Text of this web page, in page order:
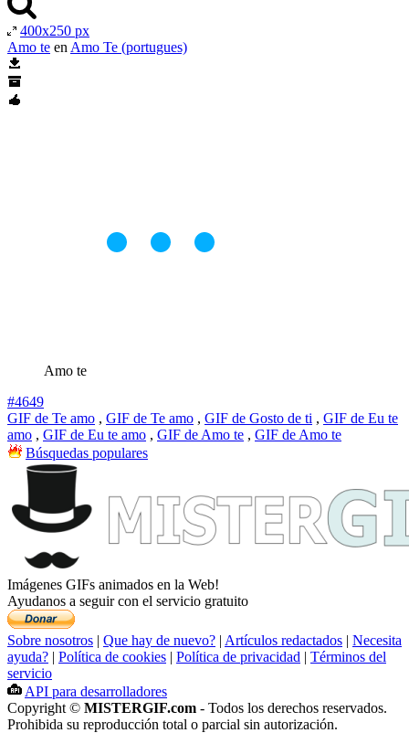
400x250 px
Amo te en Amo Te (portugues)
Amo te
#4649
GIF de Te amo , GIF de Te amo , GIF de Gosto de ti , GIF de Eu te
amo , GIF de Eu te amo , GIF de Amo te , GIF de Amo te
Búsquedas populares
Imágenes GIFs animados en la Web!
Ayudanos a seguir con el servicio gratuito
Sobre nosotros | Que hay de nuevo? | Artículos redactados | Necesita
ayuda? | Política de cookies | Política de privacidad | Términos del
servicio
API para desarrolladores
Copyright © MISTERGIF.com - Todos los derechos reservados.
Prohibida su reproducción total o parcial sin autorización.